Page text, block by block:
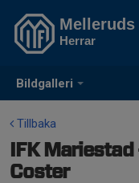
Bildgalleri
Melleruds
Herrar
Tillbaka
IFK
Coster